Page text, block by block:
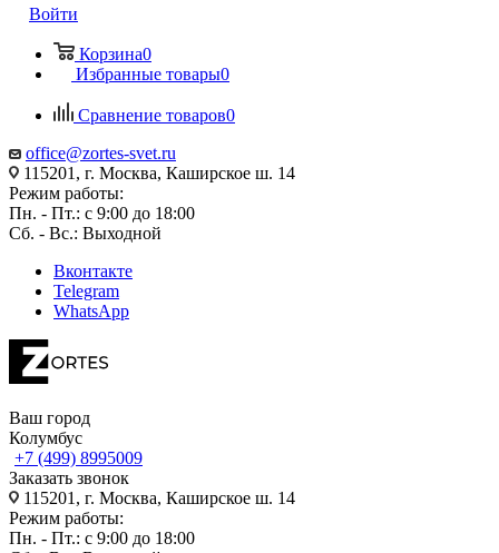
Войти
Корзина0
Избранные товары0
Сравнение товаров0
office@zortes-svet.ru
115201, г. Москва, Каширское ш. 14
Режим работы:
Пн. - Пт.: с 9:00 до 18:00
Сб. - Вс.: Выходной
Вконтакте
Telegram
WhatsApp
Ваш город
Колумбус
+7 (499) 8995009
Заказать звонок
115201, г. Москва, Каширское ш. 14
Режим работы:
Пн. - Пт.: с 9:00 до 18:00